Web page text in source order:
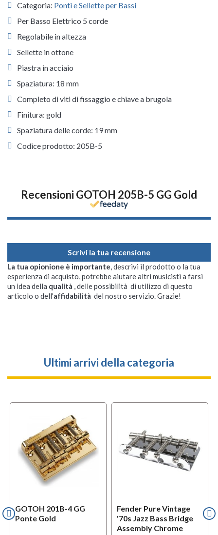
Categoria: Ponti e Sellette per Bassi
Per Basso Elettrico 5 corde
Regolabile in altezza
Sellette in ottone
Piastra in acciaio
Spaziatura: 18 mm
Completo di viti di fissaggio e chiave a brugola
Finitura: gold
Spaziatura delle corde: 19 mm
Codice prodotto: 205B-5
Recensioni GOTOH 205B-5 GG Gold
Scrivi la tua recensione
La tua opionione è importante, descrivi il prodotto o la tua
esperienza di acquisto, potrebbe aiutare altri musicisti a farsi
un idea della qualità , delle possibilità di utilizzo di questo
articolo o dell'affidabilità del nostro servizio. Grazie!
Ultimi arrivi della categoria
GOTOH 201B-4 GG
Ponte Gold
Fender Pure Vintage
'70s Jazz Bass Bridge
Assembly Chrome